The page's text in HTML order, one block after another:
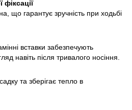
що гарантує зручність при ходьбі
вставки забезпечують
навіть після тривалого носіння.
та зберігає тепло в